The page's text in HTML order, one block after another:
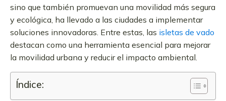
sino que también promuevan una movilidad más segura
y ecológica, ha llevado a las ciudades a implementar
soluciones innovadoras. Entre estas, las isletas de vado
destacan como una herramienta esencial para mejorar
la movilidad urbana y reducir el impacto ambiental.
Índice: